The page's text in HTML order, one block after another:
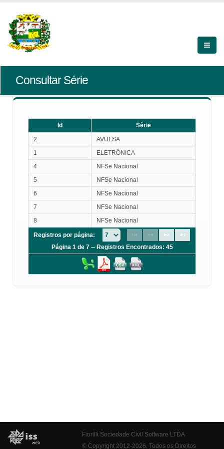
Consultar Série
Id
Série
2
AVULSA
1
ELETRÖNICA
4
NFSe Nacional
5
NFSe Nacional
6
NFSe Nacional
7
NFSe Nacional
8
NFSe Nacional
Registros por página:
Página 1 de 7 -- Registros Encontrados: 45
Fiorilli Sociedade Civil Software LTDA
© Copyright 2012-2026. Todos os Direitos